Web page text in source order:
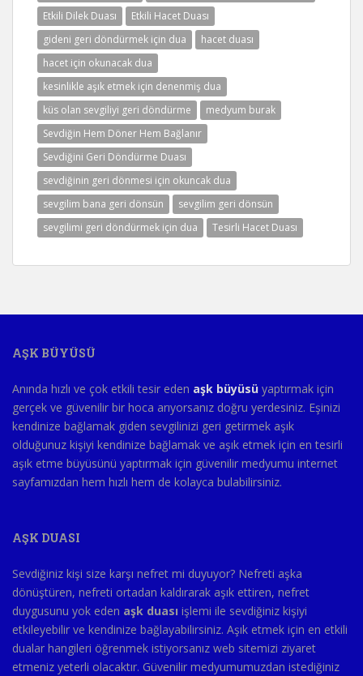
Etkili Dilek Duası
Etkili Hacet Duası
gideni geri döndürmek için dua
hacet duası
hacet için okunacak dua
kesinlikle aşık etmek için denenmiş dua
küs olan sevgiliyi geri döndürme
medyum burak
Sevdiğin Hem Döner Hem Bağlanır
Sevdiğini Geri Döndürme Duası
sevdiğinin geri dönmesi için okuncak dua
sevgilim bana geri dönsün
sevgilim geri dönsün
sevgilimi geri döndürmek için dua
Tesirli Hacet Duası
AŞK BÜYÜSÜ
Anında hızlı ve çok etkili tesir eden aşk büyüsü yaptırmak için
gerçek ve güvenilir bir hoca arıyorsanız doğru yerdesiniz. Eşinizi
kendinize bağlamak giden sevgilinizi geri getirmek aşık
olduğunuz kişiyi kendinize bağlamak ve aşık etmek için en tesirli
aşık etme büyüsünü yaptırmak için güvenilir medyumu internet
sayfamızdan hem hızlı hem de kolayca bulabilirsiniz.
AŞK DUASI
Sevdiğiniz kişi size karşı nefret mi duyuyor? Nefreti aşka
dönüştüren, nefreti ortadan kaldırarak aşık ettiren, nefret
duygusunu yok eden aşk duası işlemi ile sevdiğiniz kişiyi
etkileyebilir ve kendinize bağlayabilirsiniz. Aşık etmek için en etkili
dualar hangileri öğrenmek istiyorsanız web sitemizi ziyaret
etmeniz yeterli olacaktır. Güvenilir medyumumuzdan istediğiniz